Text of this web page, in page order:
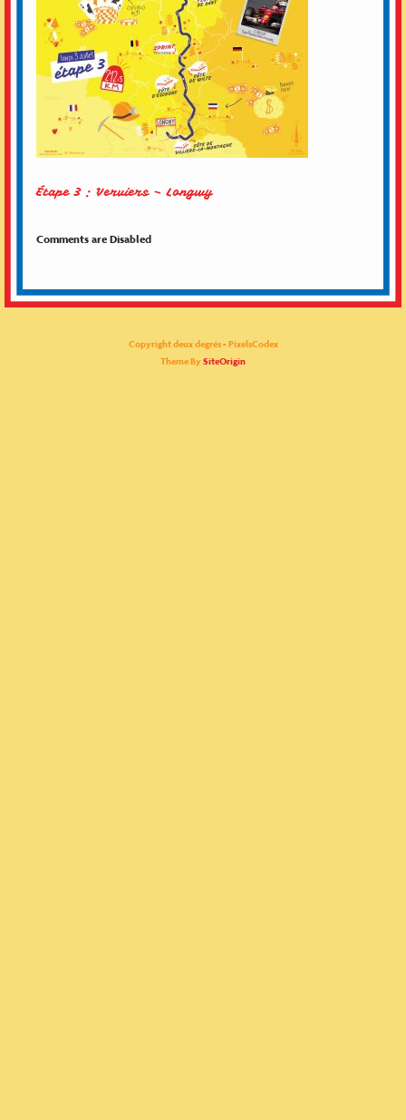
Étape 3 : Verviers – Longwy
Comments are Disabled
Copyright deux degrés - PixelsCodex
Theme By SiteOrigin